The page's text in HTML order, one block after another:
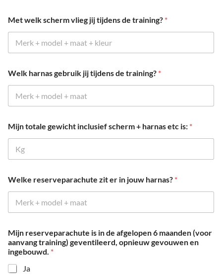
Met welk scherm vlieg jij tijdens de training? *
Welk harnas gebruik jij tijdens de training? *
Mijn totale gewicht inclusief scherm + harnas etc is: *
Welke reserveparachute zit er in jouw harnas? *
Mijn reserveparachute is in de afgelopen 6 maanden (voor
aanvang training) geventileerd, opnieuw gevouwen en
ingebouwd. *
Ja